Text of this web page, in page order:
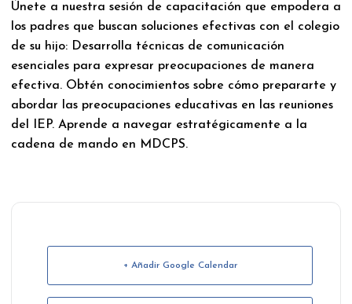
Únete a nuestra sesión de capacitación que empodera a
los padres que buscan soluciones efectivas con el colegio
de su hijo: Desarrolla técnicas de comunicación
esenciales para expresar preocupaciones de manera
efectiva. Obtén conocimientos sobre cómo prepararte y
abordar las preocupaciones educativas en las reuniones
del IEP. Aprende a navegar estratégicamente a la
cadena de mando en MDCPS.
+ Añadir Google Calendar